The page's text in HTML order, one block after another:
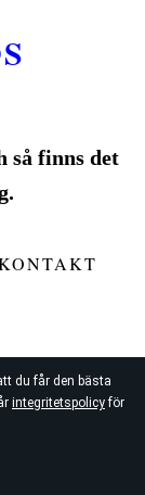
du får den bästa
integritetspolicyför
så finns det